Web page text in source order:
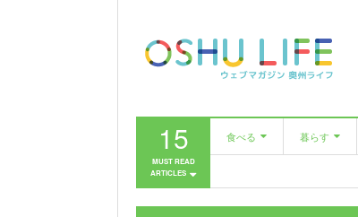
15
MUST READ
ARTICLES
食べる
レストラン
暮らす
ファッショ